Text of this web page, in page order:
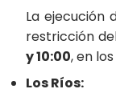
La ejecución
restricción
y 10:00, en
Los Ríos: